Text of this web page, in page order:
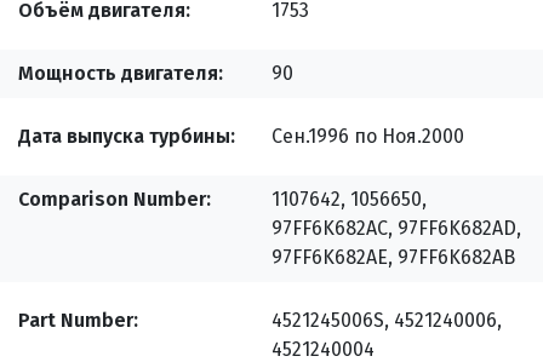
Объём двигателя 1753
Мощность двигателя 90
Дата выпуска турбины Сен.1996 по Ноя.2000
Comparison Number
1107642, 1056650,
97FF6K682AC, 97FF6K682AD,
97FF6K682AE, 97FF6K682AB
Part Number
4521245006S, 4521240006,
4521240004